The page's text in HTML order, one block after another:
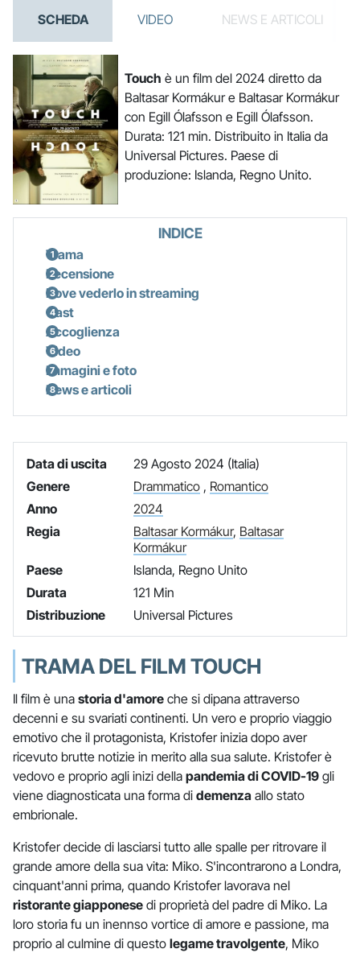
SCHEDA VIDEO NEWS E ARTICOLI
Touch è un film del 2024 diretto da
Baltasar Kormákur e Baltasar Kormákur
con Egill Ólafsson e Egill Ólafsson.
Durata: 121 min. Distribuito in Italia da
Universal Pictures. Paese di
produzione: Islanda, Regno Unito.
INDICE
Trama
Recensione
Dove vederlo in streaming
Cast
Accoglienza
Video
Immagini e foto
News e articoli
Data di uscita
29 Agosto 2024 (Italia)
Genere
Drammatico, Romantico
Anno
2024
Regia
Baltasar Kormákur, Baltasar
Kormákur
Paese
Islanda, Regno Unito
Durata
121 Min
Distribuzione
Universal Pictures
TRAMA DEL FILM TOUCH
Il film è una storia d'amore che si dipana attraverso
decenni e su svariati continenti. Un vero e proprio viaggio
emotivo che il protagonista, Kristofer inizia dopo aver
ricevuto brutte notizie in merito alla sua salute. Kristofer è
vedovo e proprio agli inizi della pandemia di COVID-19 gli
viene diagnosticata una forma di demenza allo stato
embrionale.
Kristofer decide di lasciarsi tutto alle spalle per ritrovare il
grande amore della sua vita: Miko. S'incontrarono a Londra,
cinquant'anni prima, quando Kristofer lavorava nel
ristorante giapponese di proprietà del padre di Miko. La
loro storia fu un inennso vortice di amore e passione, ma
proprio al culmine di questo legame travolgente, Miko